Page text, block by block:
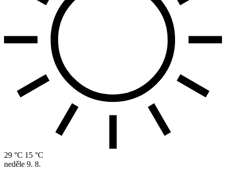
29 °C 15 °C
neděle 9. 8.